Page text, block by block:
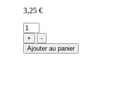
3,25 €
+
-
Ajouter au panier